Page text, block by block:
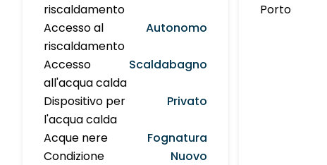
riscaldamento
Accesso al
riscaldamento
Autonomo
Accesso
all'acqua calda
Scaldabagno
Dispositivo per
l'acqua calda
Privato
Acque nere
Fognatura
Condizione
Nuovo
Porto